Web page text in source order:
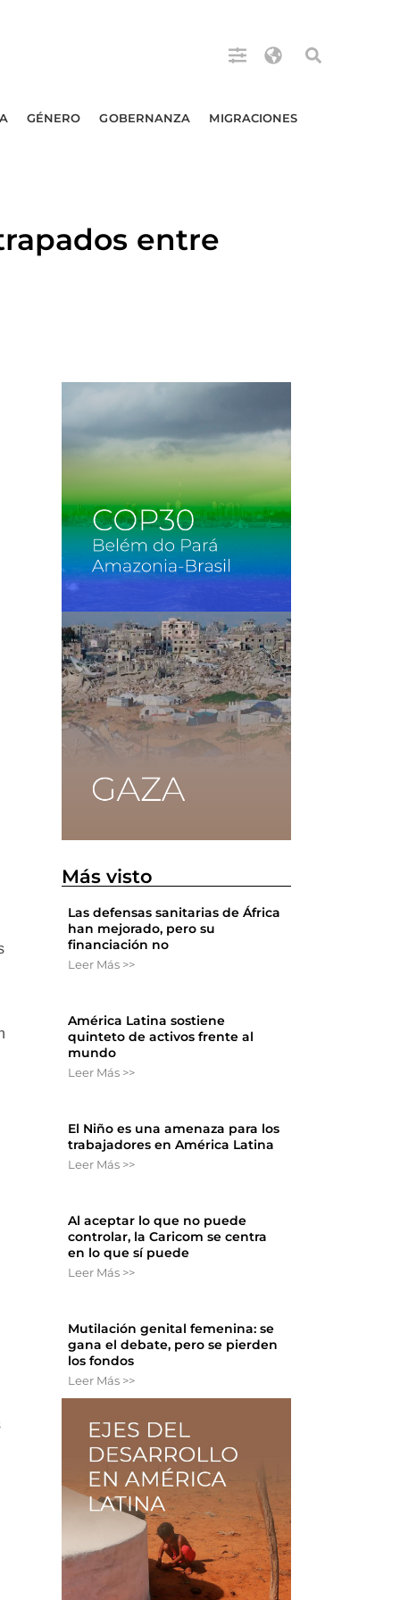
GÉNERO GOBERNANZA MIGRACIONES
entre
Más visto
Las defensas sanitarias de África
han mejorado, pero su
financiación no
Leer Más >>
América Latina sostiene
quinteto de activos frente al
mundo
Leer Más >>
El Niño es una amenaza para los
trabajadores en América Latina
Leer Más >>
Al aceptar lo que no puede
controlar, la Caricom se centra
en lo que sí puede
Leer Más >>
Mutilación genital femenina: se
gana el debate, pero se pierden
los fondos
Leer Más >>